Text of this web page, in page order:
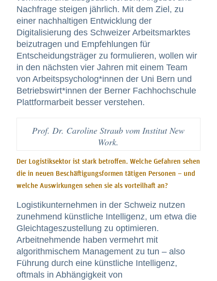
Nachfrage steigen jährlich. Mit dem Ziel, zu
einer nachhaltigen Entwicklung der
Digitalisierung des Schweizer Arbeitsmarktes
beizutragen und Empfehlungen für
Entscheidungsträger zu formulieren, wollen wir
in den nächsten vier Jahren mit einem Team
von Arbeitspsycholog*innen der Uni Bern und
Betriebswirt*innen der Berner Fachhochschule
Plattformarbeit besser verstehen.
Prof. Dr. Caroline Straub vom Institut New
Work.
Der Logistiksektor ist stark betroffen. Welche Gefahren sehen
die in neuen Beschäftigungsformen tätigen Personen – und
welche Auswirkungen sehen sie als vorteilhaft an?
Logistikunternehmen in der Schweiz nutzen
zunehmend künstliche Intelligenz, um etwa die
Gleichtageszustellung zu optimieren.
Arbeitnehmende haben vermehrt mit
algorithmischem Management zu tun – also
Führung durch eine künstliche Intelligenz,
oftmals in Abhängigkeit von